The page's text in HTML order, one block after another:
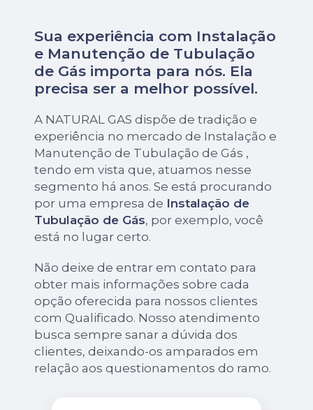
Sua experiência com Instalação
e Manutenção de Tubulação
de Gás importa para nós. Ela
precisa ser a melhor possível.
A NATURAL GAS dispõe de tradição e
experiência no mercado de Instalação e
Manutenção de Tubulação de Gás ,
tendo em vista que, atuamos nesse
segmento há anos. Se está procurando
por uma empresa de Instalação de
Tubulação de Gás, por exemplo, você
está no lugar certo.
Não deixe de entrar em contato para
obter mais informações sobre cada
opção oferecida para nossos clientes
com Qualificado. Nosso atendimento
busca sempre sanar a dúvida dos
clientes, deixando-os amparados em
relação aos questionamentos do ramo.